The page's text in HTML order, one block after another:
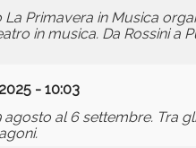
Primavera in Musica
in musica. Da Rossini
- 10:03
agosto al 6 settembre. Tra